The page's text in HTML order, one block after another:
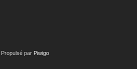
Propulsé par Piwigo